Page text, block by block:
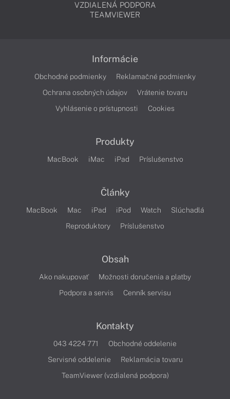
VZDIALENÁ PODPORA
TEAMVIEWER
Informácie
Obchodné podmienky
Reklamačné podmienky
Ochrana osobných údajov
Vrátenie tovaru
Vyhlásenie o prístupnosti
Cookies
Produkty
MacBook iMac iPad Príslušenstvo
Články
MacBook Mac iPad iPod Watch
Slúchadlá
Reproduktory
Príslušenstvo
Obsah
Ako nakupovať
Možnosti doručenia a platby
Podpora a servis
Cenník servisu
Kontakty
043 4224 771
Obchodné oddelenie
Servisné oddelenie
Reklamácia tovaru
TeamViewer (vzdialená podpora)